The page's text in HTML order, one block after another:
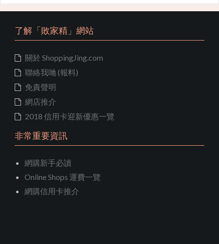
了解「敗家精」網站
關於 ShoppingJing.com
聯絡我哋 (報料)
免責聲明
網店推介
2018 信用卡迎新優惠一覽
非常重要資訊
網購新手必讀
Online Shops 運費一覽
網購信用卡推介